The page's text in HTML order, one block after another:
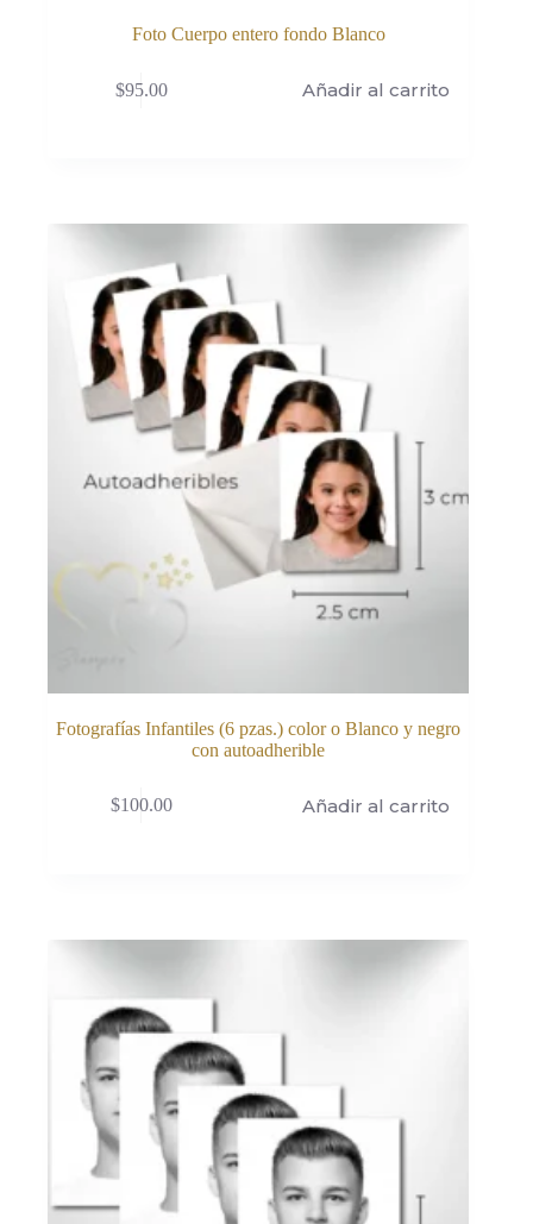
Foto Cuerpo entero fondo Blanco
$95.00 Añadir al carrito
Fotografías Infantiles (6 pzas.) color o Blanco y negro
con autoadherible
$100.00 Añadir al carrito